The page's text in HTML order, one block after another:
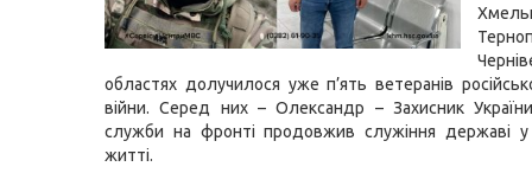
областях долучилося уже п’ять ветеранів
війни. Серед них –Олександр –Захисник
служби на фронті продовжив служіння державі
житті.